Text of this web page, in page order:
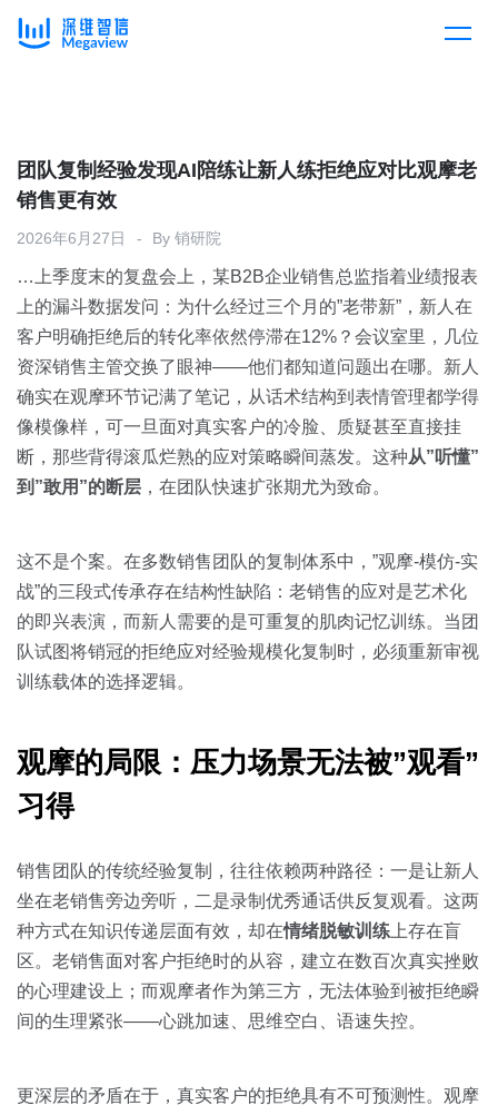
产品总览
产品集成
下载客户端
解决方案
按行业
消费医疗
教育
汽车
金融
按角色
销售人员
销售管理
按业务场景
交易跟进
培训辅导
客户案例
开放平台
定价
资源中心
资源中心
全部
白皮书
销售会话智能
关于我们
预约演示
团队复制经验发现AI陪练让新人练拒绝应对比观摩老
销售更有效
2026年6月27日 By 销研院
…上季度末的复盘会上，某B2B企业销售总监指着业绩报表
上的漏斗数据发问：为什么经过三个月的”老带新”，新人在
客户明确拒绝后的转化率依然停滞在12%？会议室里，几位
资深销售主管交换了眼神——他们都知道问题出在哪。新人
确实在观摩环节记满了笔记，从话术结构到表情管理都学得
像模像样，可一旦面对真实客户的冷脸、质疑甚至直接挂
断，那些背得滚瓜烂熟的应对策略瞬间蒸发。这种从”听懂”
到”敢用”的断层 ，在团队快速扩张期尤为致命。
这不是个案。在多数销售团队的复制体系中，”观摩-模仿-实
战”的三段式传承存在结构性缺陷：老销售的应对是艺术化
的即兴表演，而新人需要的是可重复的肌肉记忆训练。当团
队试图将销冠的拒绝应对经验规模化复制时，必须重新审视
训练载体的选择逻辑。
观摩的局限：压力场景无法被”观看”
习得
销售团队的传统经验复制，往往依赖两种路径：一是让新人
坐在老销售旁边旁听，二是录制优秀通话供反复观看。这两
种方式在知识传递层面有效，却在情绪脱敏训练 上存在盲
区。老销售面对客户拒绝时的从容，建立在数百次真实挫败
的心理建设上；而观摩者作为第三方，无法体验到被拒绝瞬
间的生理紧张——心跳加速、思维空白、语速失控。
更深层的矛盾在于，真实客户的拒绝具有不可预测性。观摩